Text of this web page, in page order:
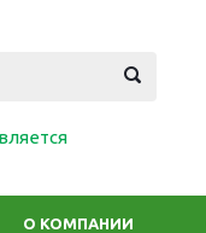
О КОМПАНИИ